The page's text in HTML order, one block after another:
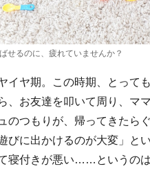
せるのに、疲れていませんか？
イヤ期。この時期、とって
、お友達を叩いて周り、マ
のつもりが、帰ってきた
びに出かけるのが大変」と
寝付きが悪い……というのは